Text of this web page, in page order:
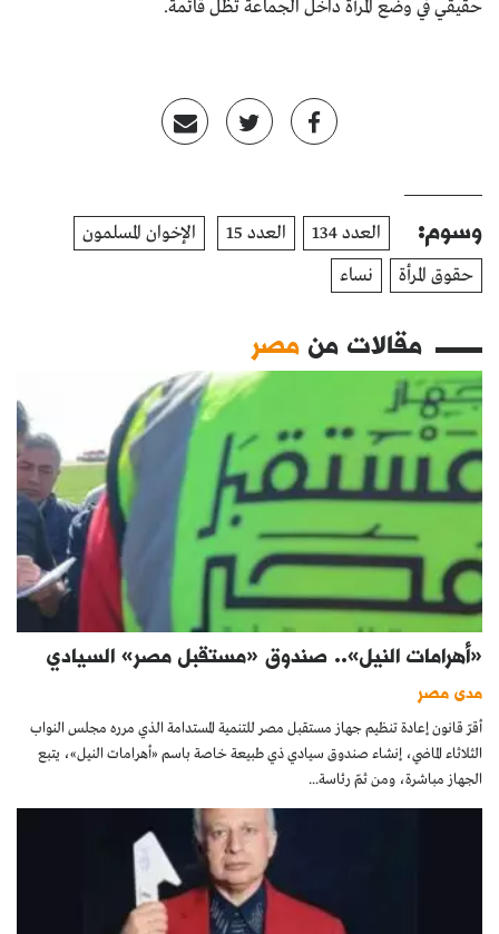
حقيقي في وضع المرأة داخل الجماعة تظل قائمة.
وسوم: العدد 134 العدد 15
الإخوان المسلمون
حقوق المرأة
نساء
مقالات منمصر
«أهرامات النيل».. صندوق «مستقبل مصر» السيادي
مدى مصر
أقرّ قانون إعادة تنظيم جهاز مستقبل مصر للتنمية المستدامة الذي مرره مجلس النواب
الثلاثاء الماضي، إنشاء صندوق سيادي ذي طبيعة خاصة باسم «أهرامات النيل»، يتبع
الجهاز مباشرة، ومن ثمّ رئاسة...